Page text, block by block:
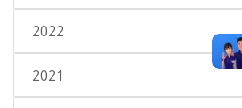
2022
2021